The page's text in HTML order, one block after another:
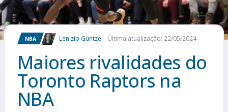
MAIS ESPORTES
NBA Lenizio Güntzel Última atualização: 22/05/2024
Maiores rivalidades do
Toronto Raptors na
NBA